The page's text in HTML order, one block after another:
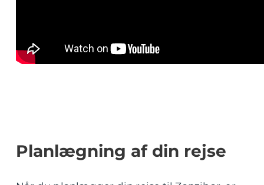
Planlægning af din rejse